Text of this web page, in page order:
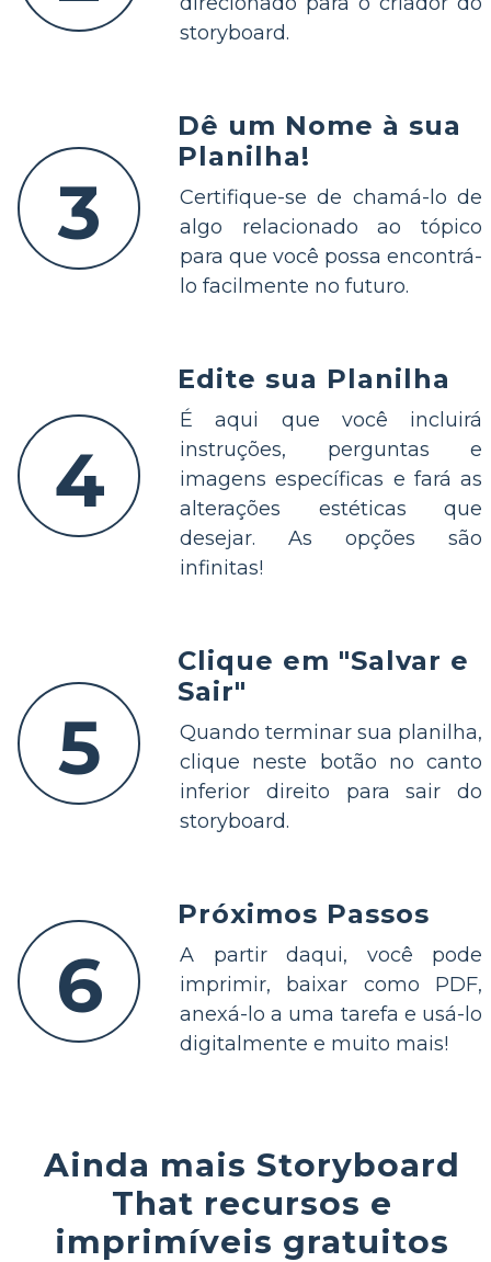
storyboard.
3
Dê um Nome à sua
Planilha!
Certifique-se de chamá-lo de
algo relacionado ao tópico
para que você possa encontrá-
lo facilmente no futuro.
4
Edite sua Planilha
É aqui que você incluirá
instruções, perguntas e
imagens específicas e fará as
alterações estéticas que
desejar. As opções são
infinitas!
5
Clique em "Salvar e
Sair"
Quando terminar sua planilha,
clique neste botão no canto
inferior direito para sair do
storyboard.
6
Próximos Passos
A partir daqui, você pode
imprimir, baixar como PDF,
anexá-lo a uma tarefa e usá-lo
digitalmente e muito mais!
Ainda mais Storyboard
That recursos e
imprimíveis gratuitos